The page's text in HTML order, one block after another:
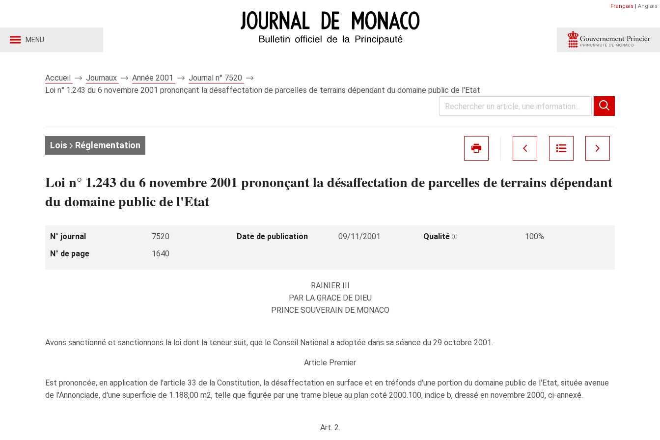
MENU
Français | Anglais
Accueil Journaux Année 2001
Journal n° 7520
Loi n° 1.243 du 6 novembre 2001 prononçant la désaffectation de parcelles de terrains dépendant du domaine public de l'Etat
Lois Réglementation
Loi n° 1.243 du 6 novembre 2001 prononçant la désaffectation de parcelles de terrains dépendant
du domaine public de l'Etat
N° journal 7520 Date de publication 09/11/2001 Qualité
100%
N° de page
1640
RAINIER III
PAR LA GRACE DE DIEU
PRINCE SOUVERAIN DE MONACO
Avons sanctionné et sanctionnons la loi dont la teneur suit, que le Conseil National a adoptée dans sa séance du 29 octobre 2001.
Article Premier
Est prononcée, en application de l'article 33 de la Constitution, la désaffectation en surface et en tréfonds d'une portion du domaine public de l'Etat, située avenue
de l'Annonciade, d'une superficie de 1.188,00 m2, telle que figurée par une trame bleue au plan coté 2000.100, indice b, dressé en novembre 2000, ci-annexé.
Art. 2.